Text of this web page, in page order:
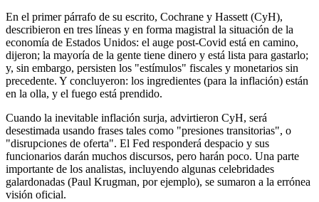
En el primer párrafo de su escrito, Cochrane y Hassett (CyH),
describieron en tres líneas y en forma magistral la situación de la
economía de Estados Unidos: el auge post-Covid está en camino,
dijeron; la mayoría de la gente tiene dinero y está lista para gastarlo;
y, sin embargo, persisten los "estímulos" fiscales y monetarios sin
precedente. Y concluyeron: los ingredientes (para la inflación) están
en la olla, y el fuego está prendido.
Cuando la inevitable inflación surja, advirtieron CyH, será
desestimada usando frases tales como "presiones transitorias", o
"disrupciones de oferta". El Fed responderá despacio y sus
funcionarios darán muchos discursos, pero harán poco. Una parte
importante de los analistas, incluyendo algunas celebridades
galardonadas (Paul Krugman, por ejemplo), se sumaron a la errónea
visión oficial.